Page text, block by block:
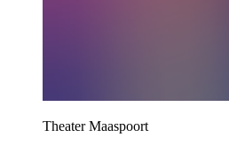
Theater Maaspoort